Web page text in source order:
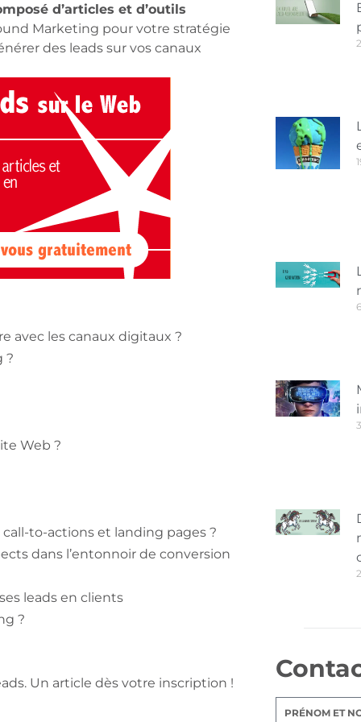
d’articles et d’outils
Marketing pour votre stratégie
des leads sur vos canaux
avec les canaux digitaux ?
?
Web ?
to-actions et landing pages ?
dans l’entonnoir de conversion
leads en clients
?
Un article dès votre inscription !